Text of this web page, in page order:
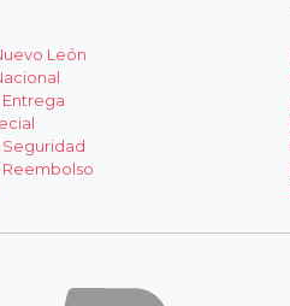
León